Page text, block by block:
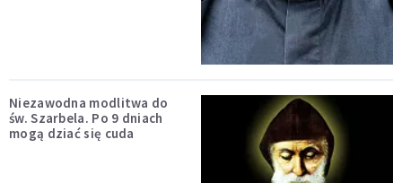
Niezawodna modlitwa do
św. Szarbela. Po 9 dniach
mogą dziać się cuda